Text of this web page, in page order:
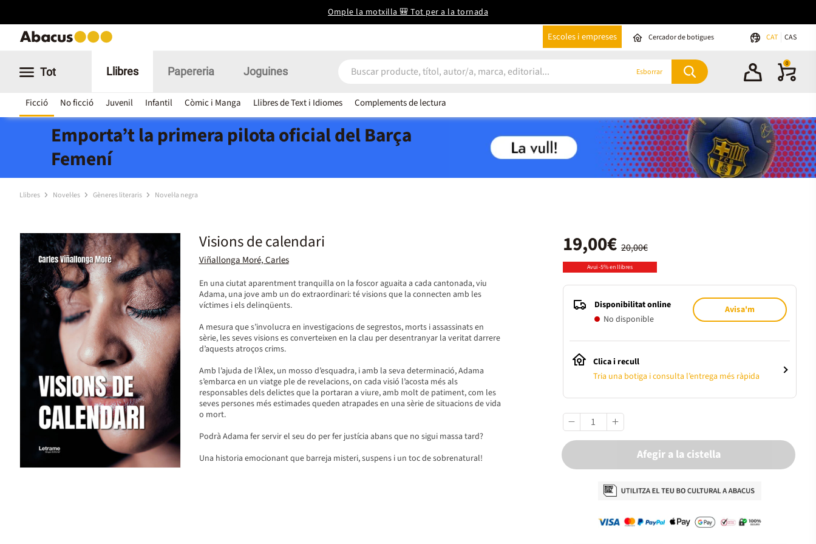
Omple la motxilla 🎒 Tot per a la tornada
Escoles i empreses Cercador de botigues CAT CAS
Tot Llibres
Ficció No ficció Juvenil Infantil Còmic i Manga Llibres de Text i Idiomes Complements de lectura
Papereria Joguines Esborrar
0
Emporta’t la primera pilota oficial del Barça
Femení
Llibres Novel·les Gèneres literaris Novel·la negra
Visions de calendari
Viñallonga Moré, Carles
En una ciutat aparentment tranquilla on la foscor aguaita a cada cantonada, viu
Adama, una jove amb un do extraordinari: té visions que la connecten amb les
víctimes i els delinqüents.
A mesura que s’involucra en investigacions de segrestos, morts i assassinats en
sèrie, les seves visions es converteixen en la clau per desentranyar la veritat darrere
d’aquests atroços crims.
Amb l’ajuda de l’Àlex, un mosso d’esquadra, i amb la seva determinació, Adama
s’embarca en un viatge ple de revelacions, on cada visió l’acosta més als
responsables dels delictes que la portaran a viure, amb molt de patiment, com les
seves persones més estimades queden atrapades en una sèrie de situacions de vida
o mort.
Podrà Adama fer servir el seu do per fer justícia abans que no sigui massa tard?
Una historia emocionant que barreja misteri, suspens i un toc de sobrenatural!
20,00€
19,00€
Avui -5% en llibres
Disponibilitat online
No disponible
Avisa'm
Clica i recull
Tria una botiga i consulta l’entrega més ràpida
Afegir a la cistella